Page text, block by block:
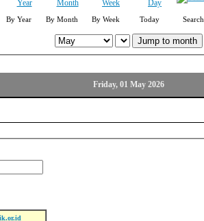
By Year By Month By Week Today Search
Jump to month
Friday, 01 May 2026